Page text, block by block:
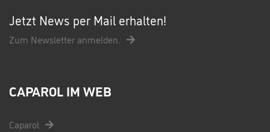
Jetzt News per Mail erhalten!
Zum Newsletter anmelden.
CAPAROL IM WEB
Caparol